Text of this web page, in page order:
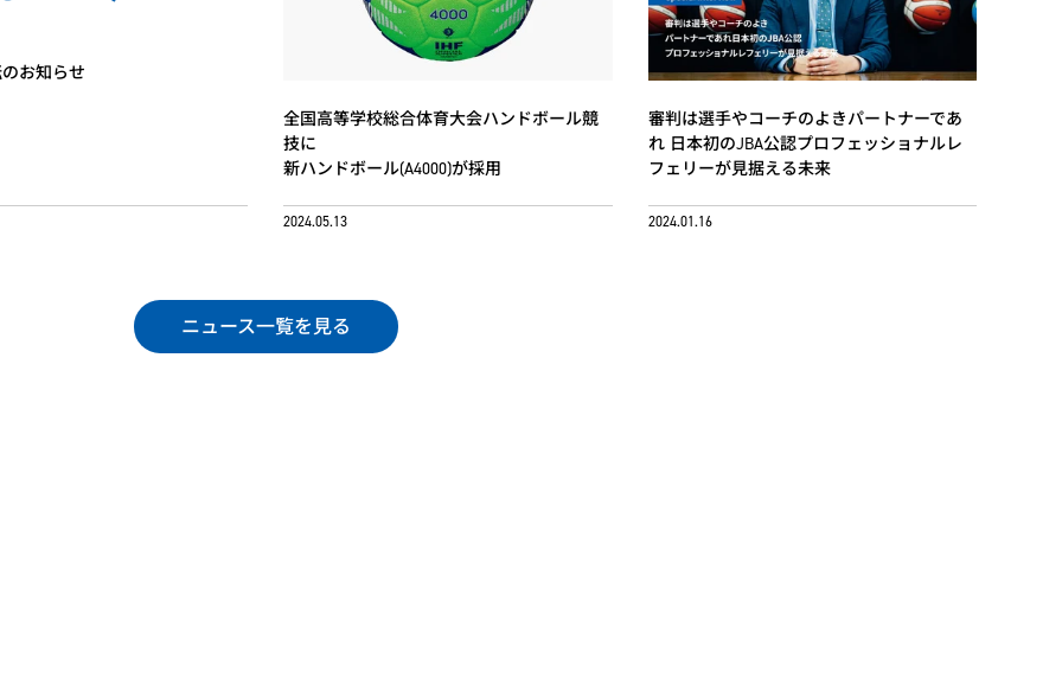
お知らせ
全国高等学校総合体育大会ハンドボール競
技に
新ハンドボール(A4000)が採用
2024.05.13
審判は選手やコーチのよきパートナーであ
れ 日本初のJBA公認プロフェッショナルレ
フェリーが見据える未来
2024.01.16
ニュース一覧を見る